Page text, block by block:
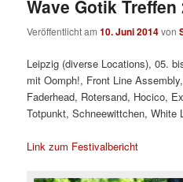
Wave Gotik Treffen
Veröffentlicht am10. Juni 2014von
Leipzig (diverse Locations), 05.
mit Oomph!, Front Line
Faderhead, Rotersand, Hocico,
Totpunkt, Schneewittchen, White
Link zum Festivalbericht